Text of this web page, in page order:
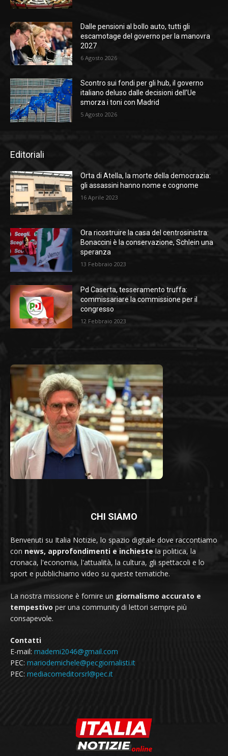
Dalle pensioni al bollo auto, tutti gli
escamotage del governo per la manovra
2027
6 Agosto 2026
Scontro sui fondi per gli hub, il governo
italiano deluso dalle decisioni dell’Ue
smorza i toni con Madrid
5 Agosto 2026
Editoriali
Orta di Atella, la morte della democrazia:
gli assassini hanno nome e cognome
16 Aprile 2023
Ora ricostruire la casa del centrosinistra:
Bonaccini è la conservazione, Schlein una
speranza
13 Febbraio 2023
Pd Caserta, tesseramento truffa:
commissariare la commissione per il
congresso
12 Febbraio 2023
CHI SIAMO
Benvenuti su Italia Notizie, lo spazio digitale dove raccontiamo
con news, approfondimenti e inchieste la politica, la
cronaca, l'economia, l'attualità, la cultura, gli spettacoli e lo
sport e pubblichiamo video su queste tematiche.
La nostra missione è fornire un giornalismo accurato e
tempestivo per una community di lettori sempre più
consapevole.
Contatti
E-mail: mademi2046@gmail.com
PEC: mariodemichele@pecgiornalisti.it
PEC: mediacomeditorsrl@pec.it